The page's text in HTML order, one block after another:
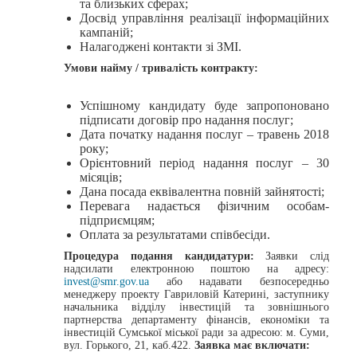
та близьких сферах;
Досвід управління реалізації інформаційних
кампаній;
Налагоджені контакти зі ЗМІ.
Умови найму / тривалість контракту:
Успішному кандидату буде запропоновано
підписати договір про надання послуг;
Дата початку надання послуг – травень 2018
року;
Орієнтовний період надання послуг – 30
місяців;
Дана посада еквівалентна повній зайнятості;
Перевага надається фізичним особам-
підприємцям;
Оплата за результатами співбесіди.
Процедура подання кандидатури: Заявки слід
надсилати електронною поштою на адресу:
invest@smr.gov.ua або надавати безпосередньо
менеджеру проекту Гавриловій Катерині, заступнику
начальника відділу інвестицій та зовнішнього
партнерства департаменту фінансів, економіки та
інвестицій Сумської міської ради за адресою: м. Суми,
вул. Горького, 21, каб.422. Заявка має включати: